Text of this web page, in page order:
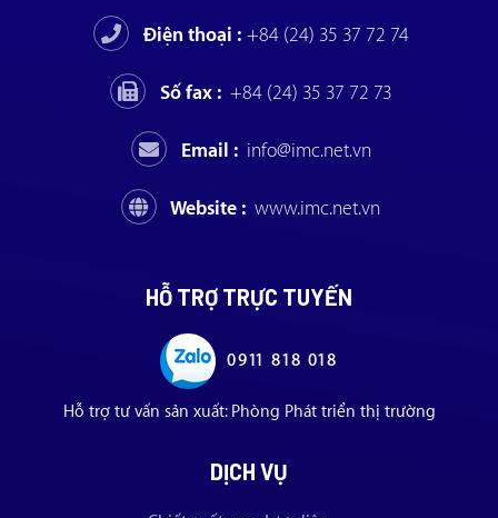
Điện thoại : +84 (24) 35 37 72 74
Số fax : +84 (24) 35 37 72 73
Email : info@imc.net.vn
Website : www.imc.net.vn
HỖ TRỢ TRỰC TUYẾN
0911 818 018
Hỗ trợ tư vấn sản xuất: Phòng Phát triển thị trường
DỊCH VỤ